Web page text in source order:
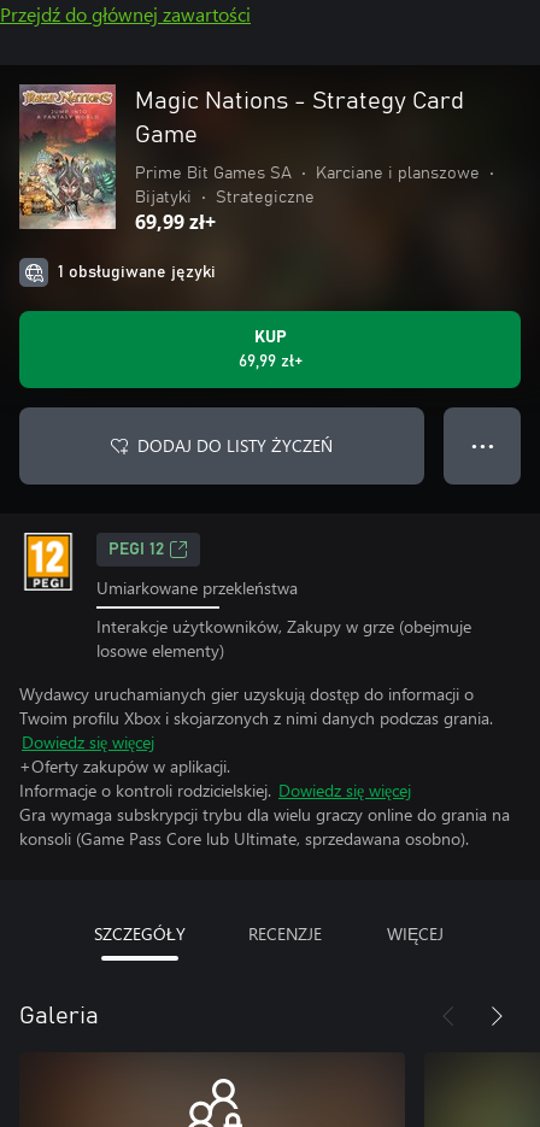
Przejdź do głównej zawartości
Magic Nations - Strategy Card
Game
Prime Bit Games SA • Karciane i planszowe
•
Bijatyki
• Strategiczne
69,99 zł+
1 obsługiwane języki
KUP
69,99 zł+
DODAJ DO LISTY ŻYCZEŃ ● ● ●
PEGI 12
Umiarkowane przekleństwa
Interakcje użytkowników, Zakupy w grze (obejmuje
losowe elementy)
Wydawcy uruchamianych gier uzyskują dostęp do informacji o
Twoim profilu Xbox i skojarzonych z nimi danych podczas grania.
Dowiedz się więcej
+Oferty zakupów w aplikacji.
Informacje o kontroli rodzicielskiej. Dowiedz się więcej
Gra wymaga subskrypcji trybu dla wielu graczy online do grania na
konsoli (Game Pass Core lub Ultimate, sprzedawana osobno).
SZCZEGÓŁY RECENZJE WIĘCEJ
Galeria